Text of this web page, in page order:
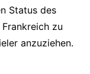
Status des
zu
anzuziehen.